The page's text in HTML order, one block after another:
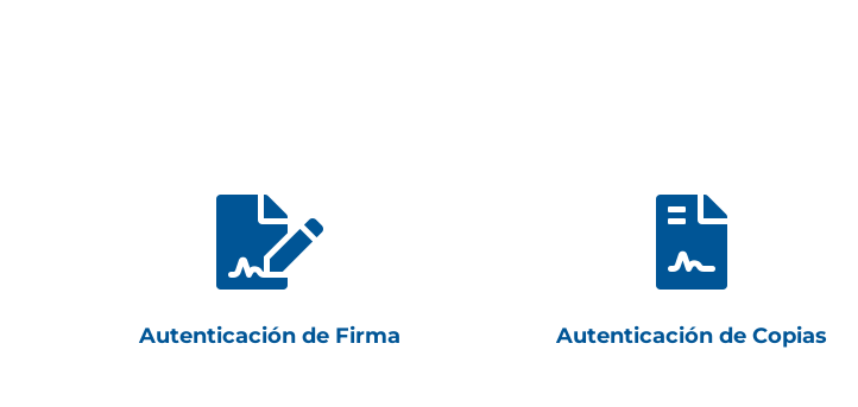

Autenticación de Firma

Autenticación de Copias